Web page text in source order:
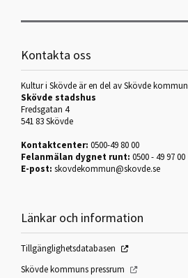
Kontakta oss
Kultur i Skövde är en del av Skövde kommun
Skövde stadshus
Fredsgatan 4
541 83 Skövde
Kontaktcenter: 0500-49 80 00
Felanmälan dygnet runt: 0500 - 49 97 00
E-post: skovdekommun@skovde.se
Länkar och information
Tillgänglighetsdatabasen
Skövde kommuns pressrum